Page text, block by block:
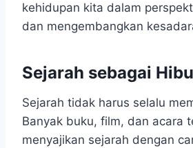
kehidupan kita dalam
dan mengembangkan
Sejarah sebagai
Sejarah tidak harus selalu
Banyak buku, film, dan acara
menyajikan sejarah dengan